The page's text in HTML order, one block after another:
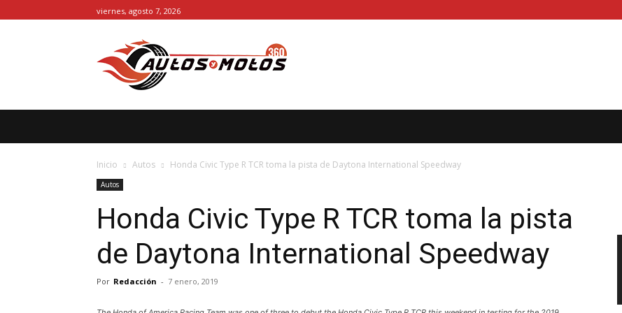
viernes, agosto 7, 2026
Inicio Autos Honda Civic Type R TCR toma la pista de Daytona International Speedway
Autos
Honda Civic Type R TCR toma la pista
de Daytona International Speedway
Por Redacción - 7 enero, 2019